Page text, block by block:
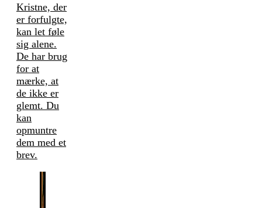
Kristne, der
er forfulgte,
kan let føle
sig alene.
De har brug
for at
mærke, at
de ikke er
glemt. Du
kan
opmuntre
dem med et
brev.